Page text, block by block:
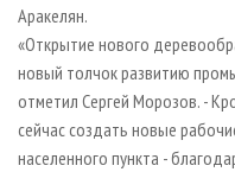
ИНСТРУМЕНТ И
БИБЛИОТЕКА
Аракелян.
«Открытие нового
новый толчок развитию
отметил Сергей Морозов. -
сейчас создать новые
населенного пункта -